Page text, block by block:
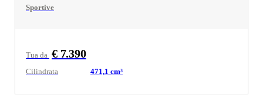
Sportive
Tua da € 7.390
Cilindrata 471,1 cm³